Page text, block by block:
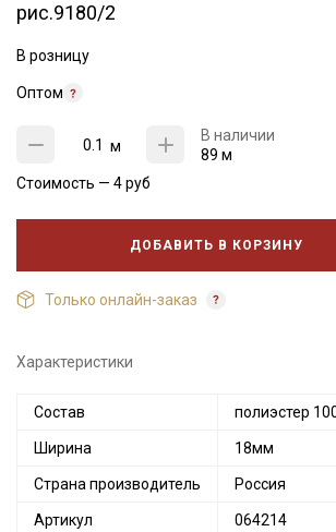
рис.9180/2
В розницу
Оптом
м
В наличии
89 м
Стоимость — 4руб
ДОБАВИТЬ В КОРЗИНУ
Только онлайн-заказ
Характеристики
Состав полиэстер
Ширина 18мм
Страна производитель Россия
Артикул 064214